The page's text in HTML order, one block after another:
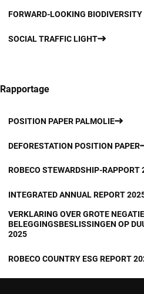
FORWARD-LOOKING
SOCIAL TRAFFIC LIGHT
Rapportage
POSITION PAPER PALMOLIE
DEFORESTATION POSITION PAPER
ROBECO STEWARDSHIP-RAPPORT
INTEGRATED ANNUAL REPORT
VERKLARING OVER GROTE
BELEGGINGSBESLISSINGEN OP
2025
ROBECO COUNTRY ESG REPORT